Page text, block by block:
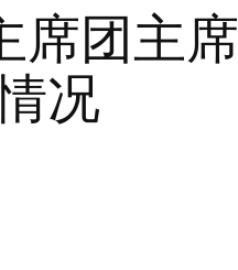
团主
况